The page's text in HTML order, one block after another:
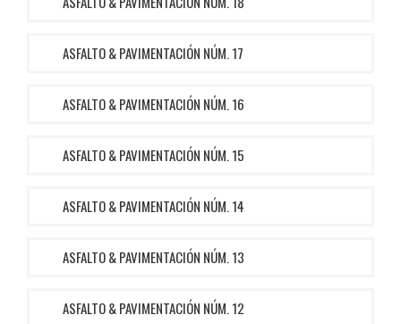
ASFALTO & PAVIMENTACIÓN NÚM. 17
ASFALTO & PAVIMENTACIÓN NÚM. 16
ASFALTO & PAVIMENTACIÓN NÚM. 15
ASFALTO & PAVIMENTACIÓN NÚM. 14
ASFALTO & PAVIMENTACIÓN NÚM. 13
ASFALTO & PAVIMENTACIÓN NÚM. 12